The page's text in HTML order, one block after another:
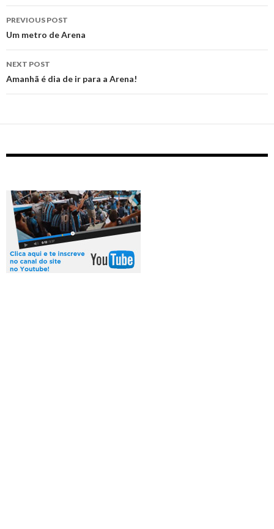
Post
navigation
PREVIOUS POST
‪Um metro de Arena‬
NEXT POST
Amanhã é dia de ir para a Arena!